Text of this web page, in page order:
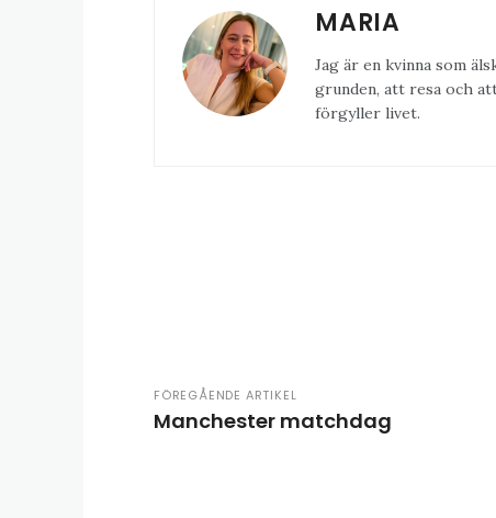
MARIA
Jag är en kvinna som
grunden, att resa och
förgyller livet.
FÖREGÅENDE ARTIKEL
Manchester matchdag